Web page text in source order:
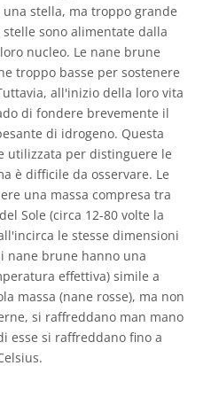
stella, ma troppo grande
sono alimentate dalla
nucleo. Le nane brune
troppo basse per sostenere
all'inizio della loro vita
di fondere brevemente il
di idrogeno. Questa
utilizzata per distinguere le
è difficile da osservare. Le
una massa compresa tra
Sole (circa 12-80 volte la
le stesse dimensioni
nane brune hanno una
effettiva) simile a
massa (nane rosse), ma non
si raffreddano man mano
esse si raffreddano fino a